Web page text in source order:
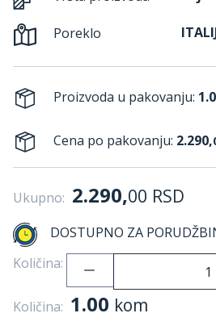
Poreklo
Proizvoda u pakovanju:
Cena po pakovanju: 2.290,
Ukupno: 2.290,00 RSD
DOSTUPNO ZA
Količina:
Količina: 1.00 kom